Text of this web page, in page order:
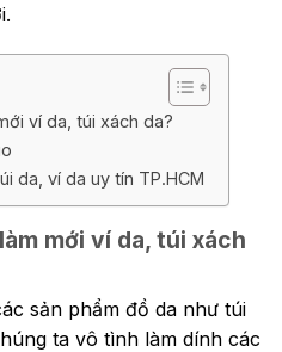
ví da, túi xách da?
da, ví da uy tín TP.HCM
mới ví da, túi xách
sản phẩm đồ da như túi
ta vô tình làm dính các